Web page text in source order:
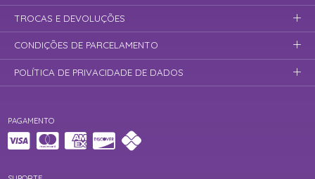
PAGAMENTO
TROCAS E DEVOLUÇÕES
CONDIÇÕES DE PARCELAMENTO
POLÍTICA DE PRIVACIDADE DE DADOS